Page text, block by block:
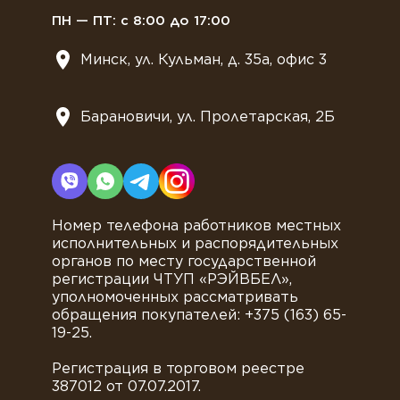
ПН — ПТ: с 8:00 до 17:00
Минск, ул. Кульман, д. 35а, офис 3
Барановичи, ул. Пролетарская, 2Б
Номер телефона работников местных
исполнительных и распорядительных
органов по месту государственной
регистрации ЧТУП «РЭЙВБЕЛ»,
уполномоченных рассматривать
обращения покупателей: +375 (163) 65-
19-25.
Регистрация в торговом реестре
387012 от 07.07.2017.